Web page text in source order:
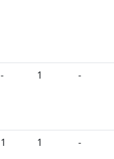
- 1 -
1 1 -